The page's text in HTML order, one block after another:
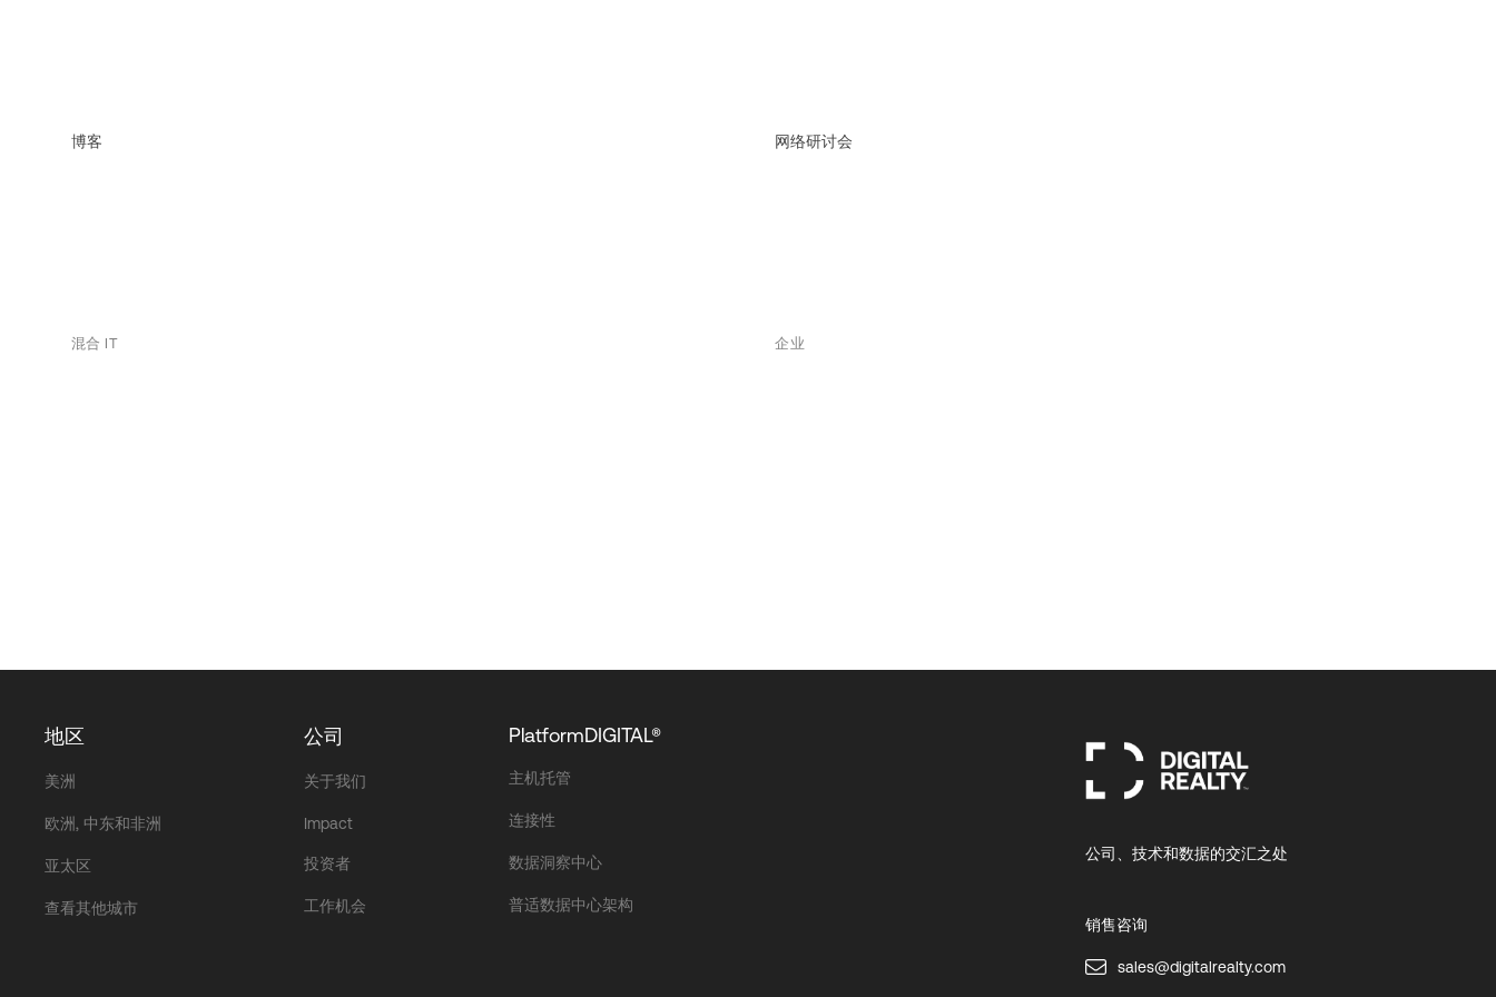
博客
混合 IT
网络研讨会
企业
地区
美洲
欧洲, 中东和非洲
亚太区
查看其他城市
公司
关于我们
Impact
投资者
工作机会
PlatformDIGITAL®
主机托管
连接性
数据洞察中心
普适数据中心架构
公司、技术和数据的交汇之处
销售咨询
sales@digitalrealty.com